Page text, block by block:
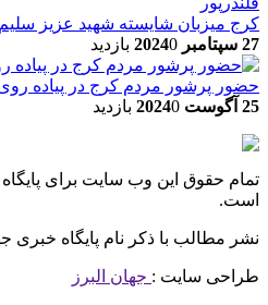
کرج میزبان شایسته شهید عزیز
27 سپتامبر 2024
0 بازدید
حضور پرشور مردم کرج در پیاده
25 آگوست 2024
0 بازدید
تمام حقوق این وب سایت برای
است.
نشر مطالب با ذکر نام پایگاه خبری
طراحی سایت : جهان البرز